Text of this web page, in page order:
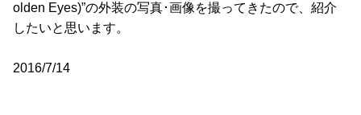
olden Eyes)”の外装の写真･画像を撮ってきたので、紹介
したいと思います。
2016/7/14